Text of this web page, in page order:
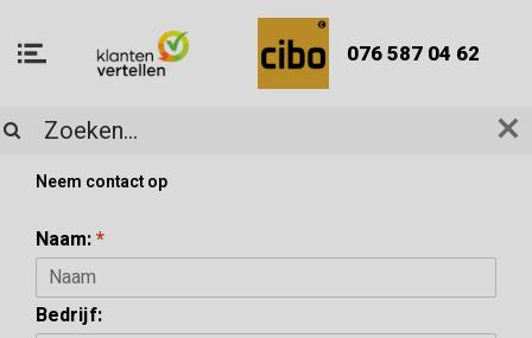
076 587 04 62
KLANTENSERVICE
Neem contact op
Naam:*
Bedrijf: